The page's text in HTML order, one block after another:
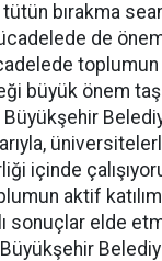
bırakma
de
büyük önem
Büyükşehir
içinde
aktif
sonuçlar elde